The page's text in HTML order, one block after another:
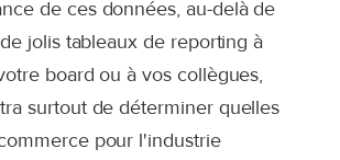
de ces données, au-delà de
jolis tableaux de reporting à
board ou à vos collègues,
surtout de déterminer quelles
pour l'industrie